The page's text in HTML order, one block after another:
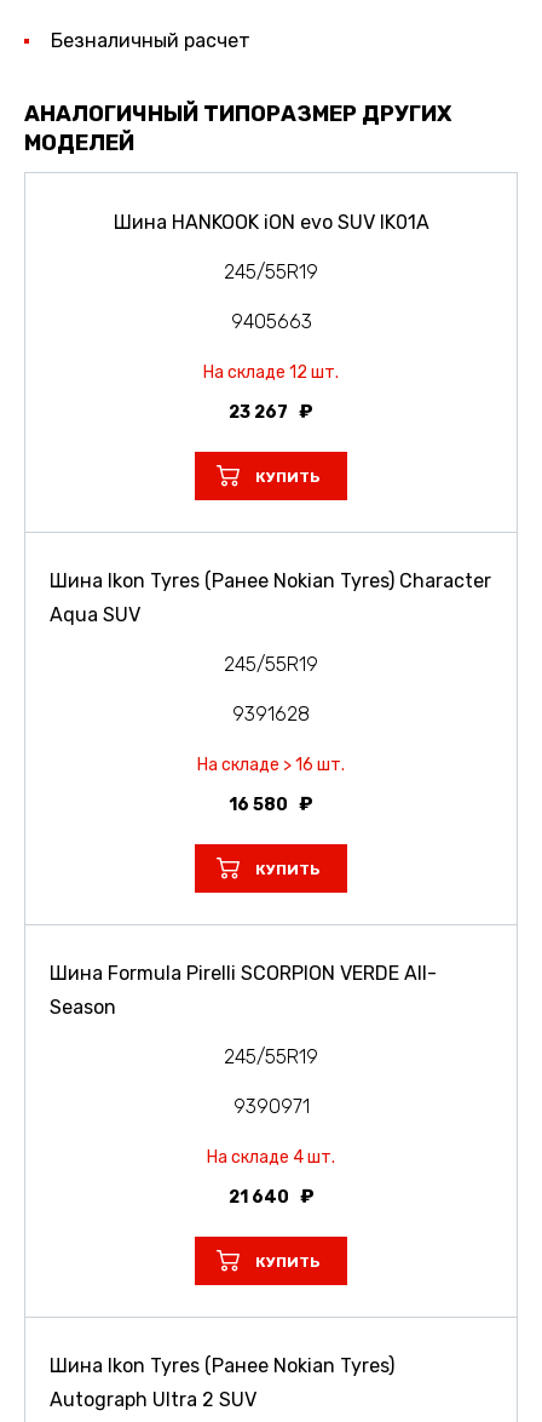
Безналичный расчет
АНАЛОГИЧНЫЙ ТИПОРАЗМЕР ДРУГИХ
МОДЕЛЕЙ
Шина HANKOOK iON evo SUV IK01A
245/55R19
9405663
На складе 12 шт.
23 267
КУПИТЬ
Шина Ikon Tyres (Ранее Nokian Tyres) Character
Aqua SUV
245/55R19
9391628
На складе > 16 шт.
16 580
КУПИТЬ
Шина Formula Pirelli SCORPION VERDE All-
Season
245/55R19
9390971
На складе 4 шт.
21 640
КУПИТЬ
Шина Ikon Tyres (Ранее Nokian Tyres)
Autograph Ultra 2 SUV